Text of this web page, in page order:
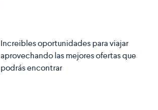
Increibles oportunidades para viajar
aprovechando las mejores ofertas que
podrás encontrar